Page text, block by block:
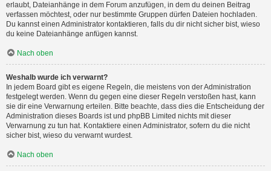
erlaubt, Dateianhänge in dem Forum anzufügen, in dem du deinen Beitrag
verfassen möchtest, oder nur bestimmte Gruppen dürfen Dateien hochladen.
Du kannst einen Administrator kontaktieren, falls du dir nicht sicher bist, wieso
du keine Dateianhänge anfügen kannst.
Nach oben
Weshalb wurde ich verwarnt?
In jedem Board gibt es eigene Regeln, die meistens von der Administration
festgelegt werden. Wenn du gegen eine dieser Regeln verstoßen hast, kann
sie dir eine Verwarnung erteilen. Bitte beachte, dass dies die Entscheidung der
Administration dieses Boards ist und phpBB Limited nichts mit dieser
Verwarnung zu tun hat. Kontaktiere einen Administrator, sofern du die nicht
sicher bist, wieso du verwarnt wurdest.
Nach oben